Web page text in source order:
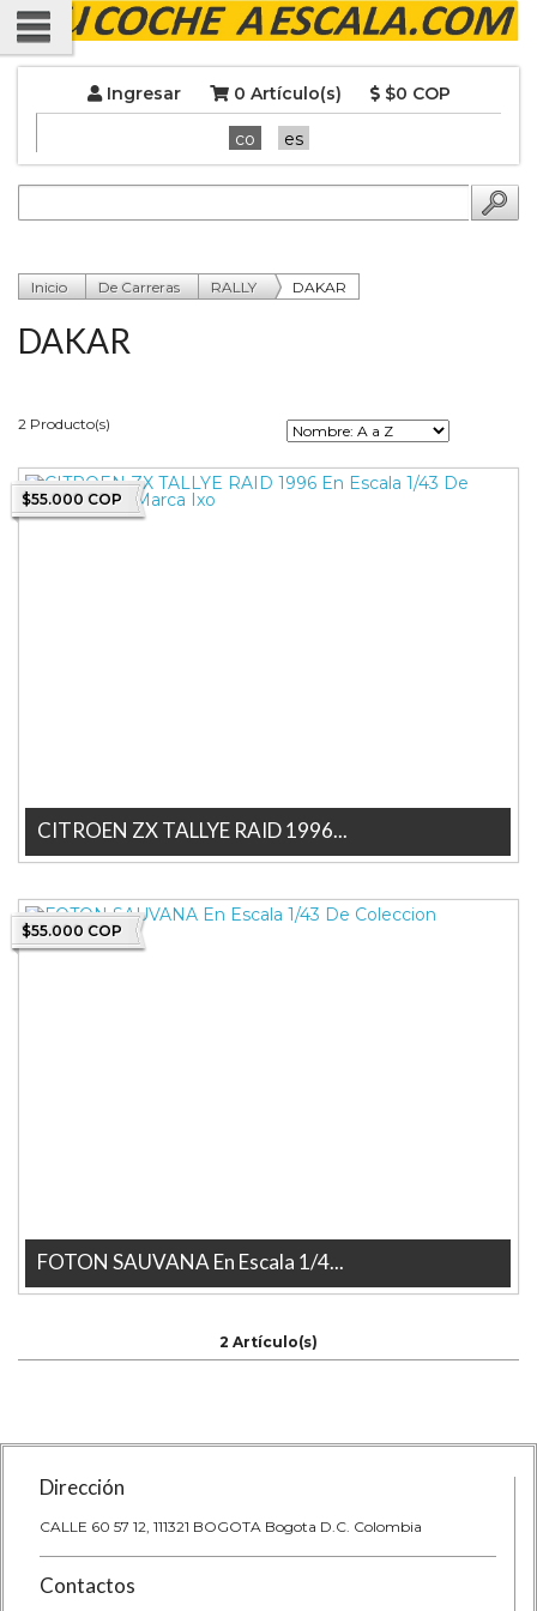
Ingresar 0 Artículo(s) $0 COP
co es
Inicio De Carreras RALLY DAKAR
DAKAR
2 Producto(s)
$55.000 COP
CITROEN ZX TALLYE RAID 1996...
CITROEN ZX TALLYE RAID 1996 En Escala 1/43 De Coleccion,
$55.000 COP
FOTON SAUVANA En Escala 1/4...
FOTON SAUVANA En Escala 1/43 De Coleccion Marca Ixo La tienda
2 Artículo(s)
Dirección
CALLE 60 57 12, 111321 BOGOTA Bogota D.C. Colombia
Contactos